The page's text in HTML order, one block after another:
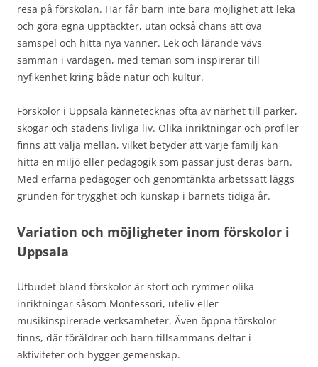
resa på förskolan. Här får barn inte bara möjlighet att leka
och göra egna upptäckter, utan också chans att öva
samspel och hitta nya vänner. Lek och lärande vävs
samman i vardagen, med teman som inspirerar till
nyfikenhet kring både natur och kultur.
Förskolor i Uppsala kännetecknas ofta av närhet till parker,
skogar och stadens livliga liv. Olika inriktningar och profiler
finns att välja mellan, vilket betyder att varje familj kan
hitta en miljö eller pedagogik som passar just deras barn.
Med erfarna pedagoger och genomtänkta arbetssätt läggs
grunden för trygghet och kunskap i barnets tidiga år.
Variation och möjligheter inom förskolor i
Uppsala
Utbudet bland förskolor är stort och rymmer olika
inriktningar såsom Montessori, uteliv eller
musikinspirerade verksamheter. Även öppna förskolor
finns, där föräldrar och barn tillsammans deltar i
aktiviteter och bygger gemenskap.